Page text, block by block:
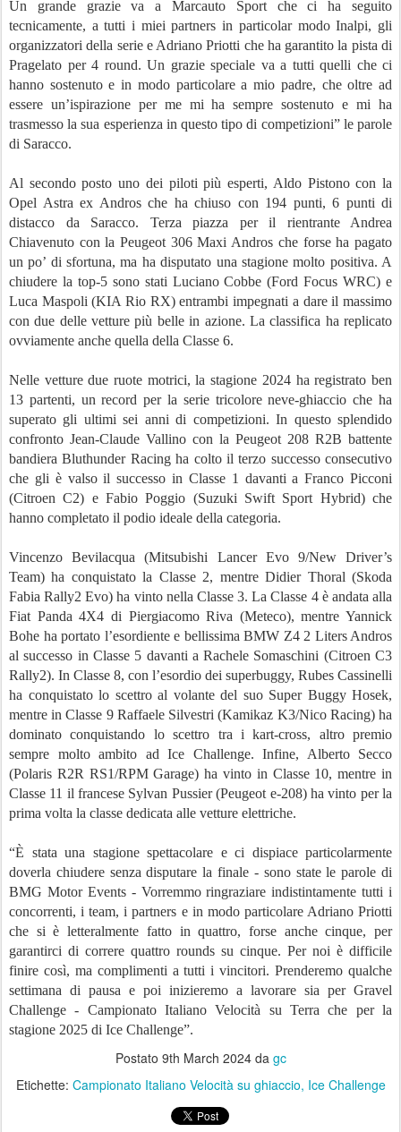
Un grande grazie va a Marcauto Sport che ci ha seguito
tecnicamente, a tutti i miei partners in particolar modo Inalpi, gli
organizzatori della serie e Adriano Priotti che ha garantito la pista di
Pragelato per 4 round. Un grazie speciale va a tutti quelli che ci
hanno sostenuto e in modo particolare a mio padre, che oltre ad
essere un’ispirazione per me mi ha sempre sostenuto e mi ha
trasmesso la sua esperienza in questo tipo di competizioni” le parole
di Saracco.
Al secondo posto uno dei piloti più esperti, Aldo Pistono con la
Opel Astra ex Andros che ha chiuso con 194 punti, 6 punti di
distacco da Saracco. Terza piazza per il rientrante Andrea
Chiavenuto con la Peugeot 306 Maxi Andros che forse ha pagato
un po’ di sfortuna, ma ha disputato una stagione molto positiva. A
chiudere la top-5 sono stati Luciano Cobbe (Ford Focus WRC) e
Luca Maspoli (KIA Rio RX) entrambi impegnati a dare il massimo
con due delle vetture più belle in azione. La classifica ha replicato
ovviamente anche quella della Classe 6.
Nelle vetture due ruote motrici, la stagione 2024 ha registrato ben
13 partenti, un record per la serie tricolore neve-ghiaccio che ha
superato gli ultimi sei anni di competizioni. In questo splendido
confronto Jean-Claude Vallino con la Peugeot 208 R2B battente
bandiera Bluthunder Racing ha colto il terzo successo consecutivo
che gli è valso il successo in Classe 1 davanti a Franco Picconi
(Citroen C2) e Fabio Poggio (Suzuki Swift Sport Hybrid) che
hanno completato il podio ideale della categoria.
Vincenzo Bevilacqua (Mitsubishi Lancer Evo 9/New Driver’s
Team) ha conquistato la Classe 2, mentre Didier Thoral (Skoda
Fabia Rally2 Evo) ha vinto nella Classe 3. La Classe 4 è andata alla
Fiat Panda 4X4 di Piergiacomo Riva (Meteco), mentre Yannick
Bohe ha portato l’esordiente e bellissima BMW Z4 2 Liters Andros
al successo in Classe 5 davanti a Rachele Somaschini (Citroen C3
Rally2). In Classe 8, con l’esordio dei superbuggy, Rubes Cassinelli
ha conquistato lo scettro al volante del suo Super Buggy Hosek,
mentre in Classe 9 Raffaele Silvestri (Kamikaz K3/Nico Racing) ha
dominato conquistando lo scettro tra i kart-cross, altro premio
sempre molto ambito ad Ice Challenge. Infine, Alberto Secco
(Polaris R2R RS1/RPM Garage) ha vinto in Classe 10, mentre in
Classe 11 il francese Sylvan Pussier (Peugeot e-208) ha vinto per la
prima volta la classe dedicata alle vetture elettriche.
“È stata una stagione spettacolare e ci dispiace particolarmente
doverla chiudere senza disputare la finale - sono state le parole di
BMG Motor Events - Vorremmo ringraziare indistintamente tutti i
concorrenti, i team, i partners e in modo particolare Adriano Priotti
che si è letteralmente fatto in quattro, forse anche cinque, per
garantirci di correre quattro rounds su cinque. Per noi è difficile
finire così, ma complimenti a tutti i vincitori. Prenderemo qualche
settimana di pausa e poi inizieremo a lavorare sia per Gravel
Challenge - Campionato Italiano Velocità su Terra che per la
stagione 2025 di Ice Challenge”.
Postato 9th March 2024da gc
Etichette: Campionato Italiano Velocità su ghiaccio Ice Challenge